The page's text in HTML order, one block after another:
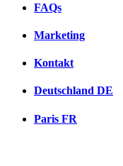
FAQs
Marketing
Kontakt
Deutschland DE
Paris FR